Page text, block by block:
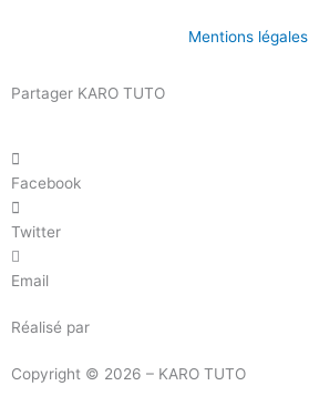
Mentions légales
Partager KARO TUTO
Facebook
Twitter
Email
Réalisé par
Copyright © 2026 – KARO TUTO